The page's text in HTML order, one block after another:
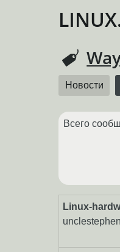
Новости
Всего
Linux-
unclestephen